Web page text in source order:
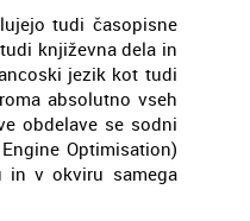
tudi časopisne
književna dela in
jezik kot tudi
absolutno vseh
obdelave se sodni
Optimisation)
in v okviru samega